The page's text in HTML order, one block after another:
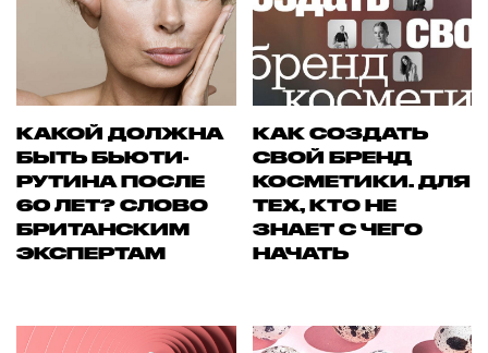
КАКОЙ ДОЛЖНА
БЫТЬ БЬЮТИ-
РУТИНА ПОСЛЕ
60 ЛЕТ? СЛОВО
БРИТАНСКИМ
ЭКСПЕРТАМ
КАК СОЗДАТЬ
СВОЙ БРЕНД
КОСМЕТИКИ. ДЛЯ
ТЕХ, КТО НЕ
ЗНАЕТ С ЧЕГО
НАЧАТЬ